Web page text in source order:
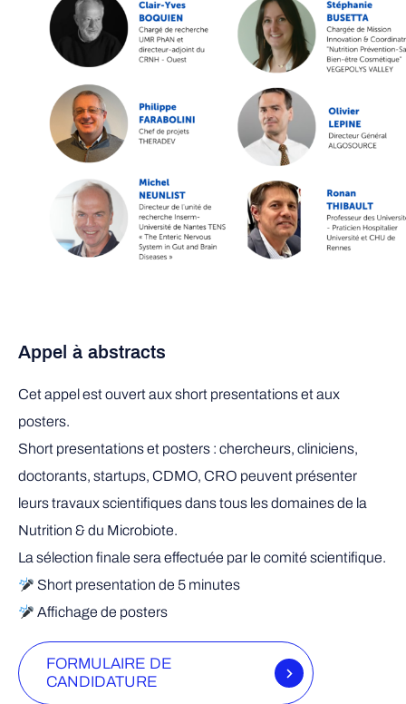
Appel à abstracts
Cet appel est ouvert aux short presentations et aux
posters.
Short presentations et posters : chercheurs, cliniciens,
doctorants, startups, CDMO, CRO peuvent présenter
leurs travaux scientifiques dans tous les domaines de la
Nutrition & du Microbiote.
La sélection finale sera effectuée par le comité scientifique.
Short presentation de 5 minutes
Affichage de posters
FORMULAIRE DE
CANDIDATURE